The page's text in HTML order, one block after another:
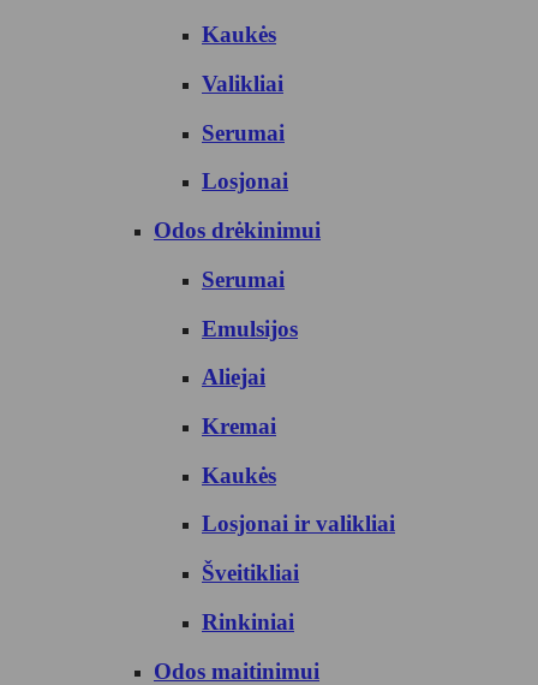
Kaukės
Valikliai
Serumai
Losjonai
Odos drėkinimui
Serumai
Emulsijos
Aliejai
Kremai
Kaukės
Losjonai ir valikliai
Šveitikliai
Rinkiniai
Odos maitinimui